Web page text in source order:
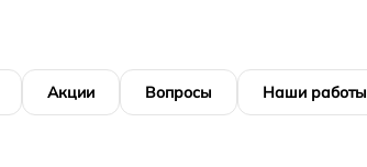
Акции Вопросы Наши работы